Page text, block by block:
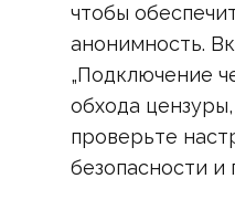
чтобы
анонимность.
„Подключение
обхода
проверьте
безопасности и